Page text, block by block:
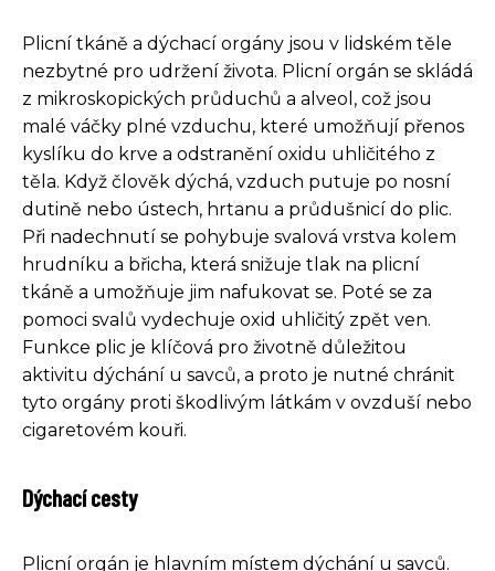
Plicní tkáně a dýchací orgány jsou v lidském těle
nezbytné pro udržení života. Plicní orgán se skládá
z mikroskopických průduchů a alveol, což jsou
malé váčky plné vzduchu, které umožňují přenos
kyslíku do krve a odstranění oxidu uhličitého z
těla. Když člověk dýchá, vzduch putuje po nosní
dutině nebo ústech, hrtanu a průdušnicí do plic.
Při nadechnutí se pohybuje svalová vrstva kolem
hrudníku a břicha, která snižuje tlak na plicní
tkáně a umožňuje jim nafukovat se. Poté se za
pomoci svalů vydechuje oxid uhličitý zpět ven.
Funkce plic je klíčová pro životně důležitou
aktivitu dýchání u savců, a proto je nutné chránit
tyto orgány proti škodlivým látkám v ovzduší nebo
cigaretovém kouři.
Dýchací cesty
Plicní orgán je hlavním místem dýchání u savců.